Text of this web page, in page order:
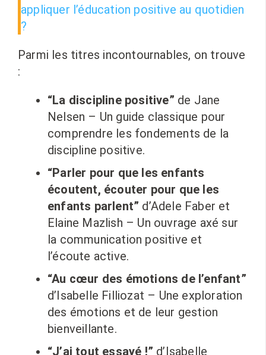
appliquer l’éducation positive au quotidien
?
Parmi les titres incontournables, on trouve
:
“La discipline positive” de Jane
Nelsen – Un guide classique pour
comprendre les fondements de la
discipline positive.
“Parler pour que les enfants
écoutent, écouter pour que les
enfants parlent” d’Adele Faber et
Elaine Mazlish – Un ouvrage axé sur
la communication positive et
l’écoute active.
“Au cœur des émotions de l’enfant”
d’Isabelle Filliozat – Une exploration
des émotions et de leur gestion
bienveillante.
“J’ai tout essayé !” d’Isabelle